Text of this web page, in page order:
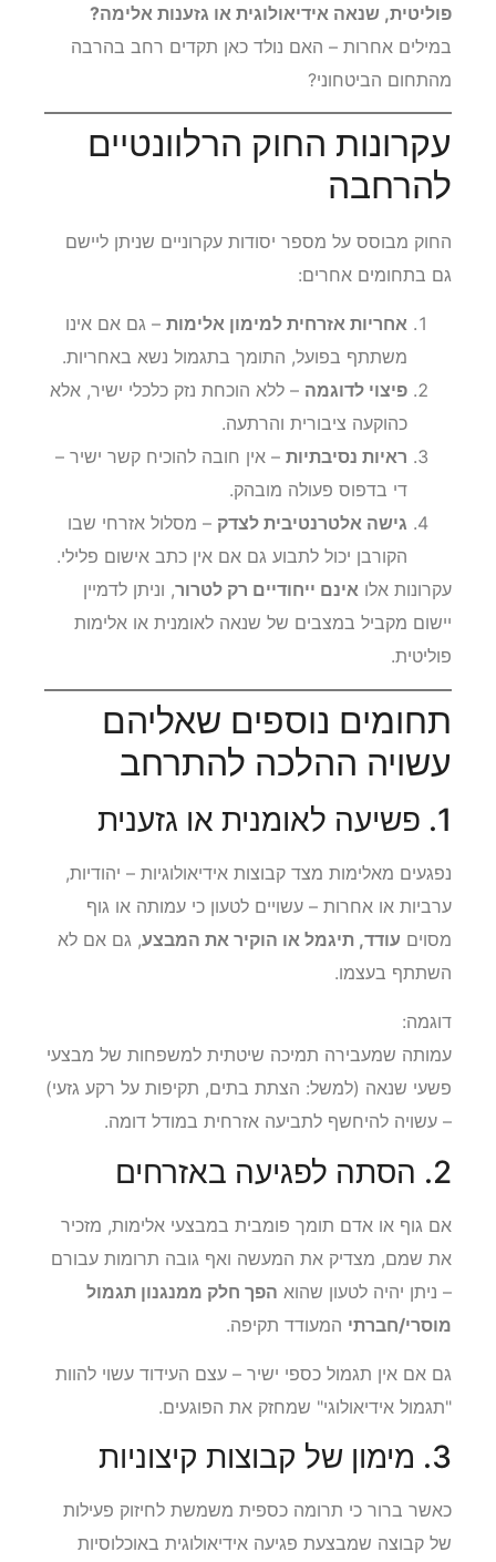
פוליטית, שנאה אידיאולוגית או גזענות אלימה?
במילים אחרות – האם נולד כאן תקדים רחב בהרבה
מהתחום הביטחוני?
עקרונות החוק הרלוונטיים
להרחבה
החוק מבוסס על מספר יסודות עקרוניים שניתן ליישם
גם בתחומים אחרים:
אחריות אזרחית למימון אלימות – גם אם אינו
משתתף בפועל, התומך בתגמול נשא באחריות.
פיצוי לדוגמה – ללא הוכחת נזק כלכלי ישיר, אלא
כהוקעה ציבורית והרתעה.
ראיות נסיבתיות – אין חובה להוכיח קשר ישיר –
די בדפוס פעולה מובהק.
גישה אלטרנטיבית לצדק – מסלול אזרחי שבו
הקורבן יכול לתבוע גם אם אין כתב אישום פלילי.
עקרונות אלו אינם ייחודיים רק לטרור, וניתן לדמיין
יישום מקביל במצבים של שנאה לאומנית או אלימות
פוליטית.
תחומים נוספים שאליהם
עשויה ההלכה להתרחב
1. פשיעה לאומנית או גזענית
נפגעים מאלימות מצד קבוצות אידיאולוגיות – יהודיות,
ערביות או אחרות – עשויים לטעון כי עמותה או גוף
מסוים עודד, תיגמל או הוקיר את המבצע, גם אם לא
השתתף בעצמו.
דוגמה:
עמותה שמעבירה תמיכה שיטתית למשפחות של מבצעי
פשעי שנאה (למשל: הצתת בתים, תקיפות על רקע גזעי)
– עשויה להיחשף לתביעה אזרחית במודל דומה.
2. הסתה לפגיעה באזרחים
אם גוף או אדם תומך פומבית במבצעי אלימות, מזכיר
את שמם, מצדיק את המעשה ואף גובה תרומות עבורם
– ניתן יהיה לטעון שהוא הפך חלק ממנגנון תגמול
מוסרי/חברתי המעודד תקיפה.
גם אם אין תגמול כספי ישיר – עצם העידוד עשוי להוות
"תגמול אידיאולוגי" שמחזק את הפוגעים.
3. מימון של קבוצות קיצוניות
כאשר ברור כי תרומה כספית משמשת לחיזוק פעילות
של קבוצה שמבצעת פגיעה אידיאולוגית באוכלוסיות